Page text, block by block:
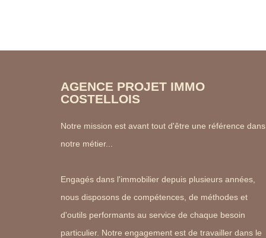
AGENCE PROJET IMMO
COSTELLOIS
Notre mission est avant tout d'être une référence dans
notre métier...
Engagés dans l'immobilier depuis plusieurs années,
nous disposons de compétences, de méthodes et
d'outils performants au service de chaque besoin
particulier. Notre engagement est de travailler dans le